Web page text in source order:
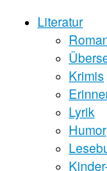
Literatur
Krimis
Lyrik
Humor